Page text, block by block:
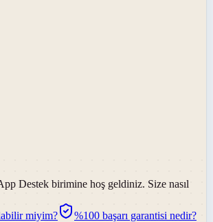
Destek birimine hoş geldiniz. Size nasıl
miyim?
%100 başarı garantisi nedir?